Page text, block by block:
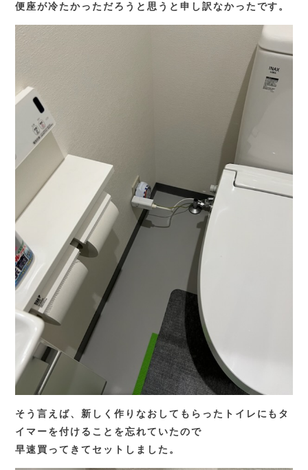
便座が冷たかっただろうと思うと申し訳なかったです。
そう言えば、新しく作りなおしてもらったトイレにもタ
イマーを付けることを忘れていたので
早速買ってきてセットしました。